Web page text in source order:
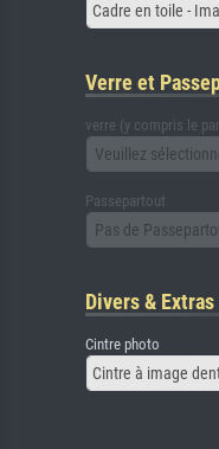
Cadre en toile -
Verre et
verre (y compris le
Veuillez
Passepartout
Pas de
Divers & Extras
Cintre photo
Cintre à image